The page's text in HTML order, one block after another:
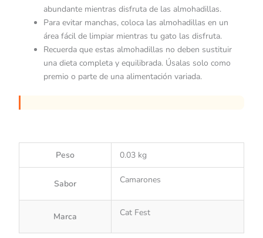
abundante mientras disfruta de las almohadillas.
Para evitar manchas, coloca las almohadillas en un
área fácil de limpiar mientras tu gato las disfruta.
Recuerda que estas almohadillas no deben sustituir
una dieta completa y equilibrada. Úsalas solo como
premio o parte de una alimentación variada.
Peso 0.03 kg
Sabor Camarones
Marca Cat Fest